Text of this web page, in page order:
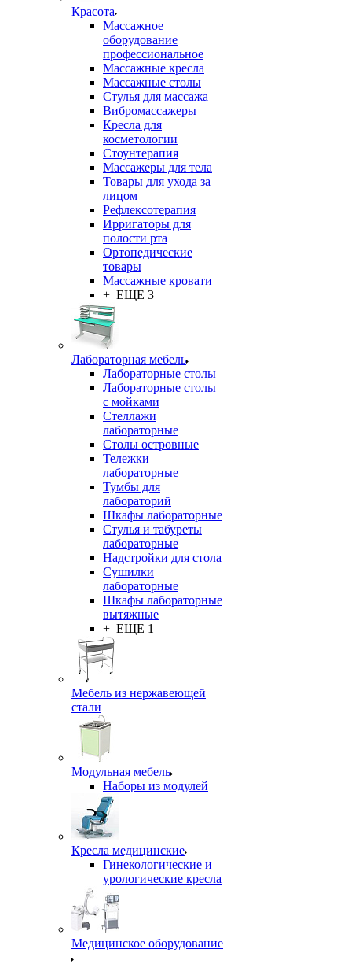
Красота
Массажное
оборудование
профессиональное
Массажные кресла
Массажные столы
Стулья для массажа
Вибромассажеры
Кресла для
косметологии
Стоунтерапия
Массажеры для тела
Товары для ухода за
лицом
Рефлексотерапия
Ирригаторы для
полости рта
Ортопедические
товары
Массажные кровати
+ ЕЩЕ 3
Лабораторная мебель
Лабораторные столы
Лабораторные столы
с мойками
Стеллажи
лабораторные
Столы островные
Тележки
лабораторные
Тумбы для
лабораторий
Шкафы лабораторные
Стулья и табуреты
лабораторные
Надстройки для стола
Сушилки
лабораторные
Шкафы лабораторные
вытяжные
+ ЕЩЕ 1
Мебель из нержавеющей
стали
Модульная мебель
Наборы из модулей
Кресла медицинские
Гинекологические и
урологические кресла
Медицинское оборудование